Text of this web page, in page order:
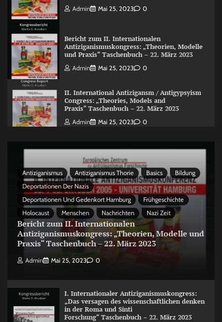
Admin Mai 25, 2023 0
Bericht zum II. Internationalen
Antiziganismuskongress: „Theorien, Modelle
und Praxis“ Taschenbuch – 22. März 2023
Admin Mai 25, 2023 0
II. International Antizigansm / Antigypsyism
Congress: „Theories, Models and
Praxis“ Taschenbuch – 22. März 2023
Admin Mai 25, 2023 0
Antiziganismus Antiziganismus Thorie Basics
Bildung
Deportationen Der Nazis
Deportationen Und Gedenkort Hamburg
Frühgeschichte
Holocaust
Menschen Nachrichten Nazi Zeit
Bericht zum II. Internationalen
Antiziganismuskongress: „Theorien, Modelle und
Praxis“ Taschenbuch – 22. März 2023
Admin Mai 25, 2023 0
I. Internationaler Antiziganismuskongress:
„Das versagen des wissenschaftlichen denken
in der Roma und Sinti
Forschung“ Taschenbuch – 22. März 2023